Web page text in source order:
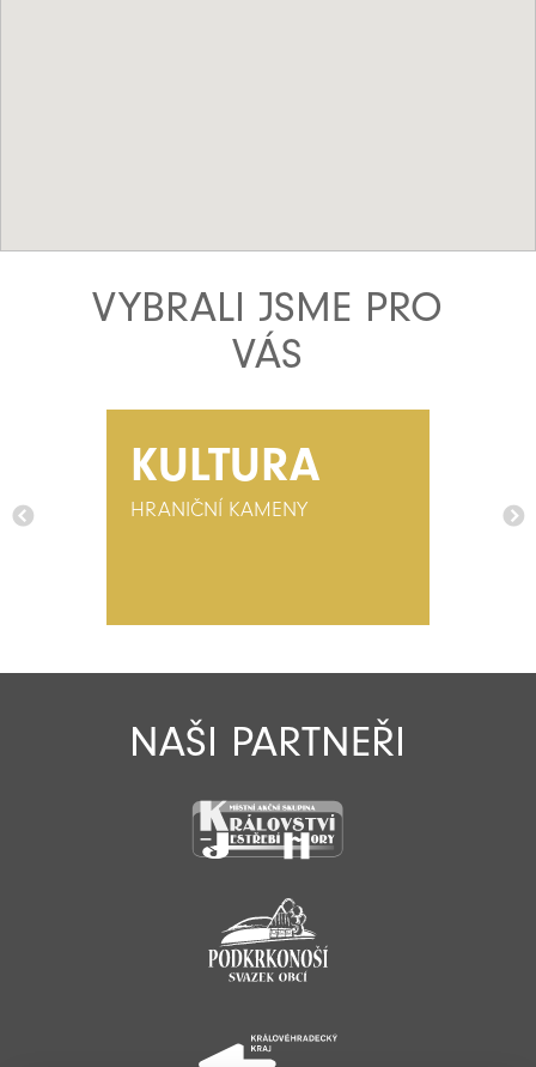
VYBRALI JSME PRO
VÁS
KULTURA
HRANIČNÍ KAMENY
NAŠI PARTNEŘI